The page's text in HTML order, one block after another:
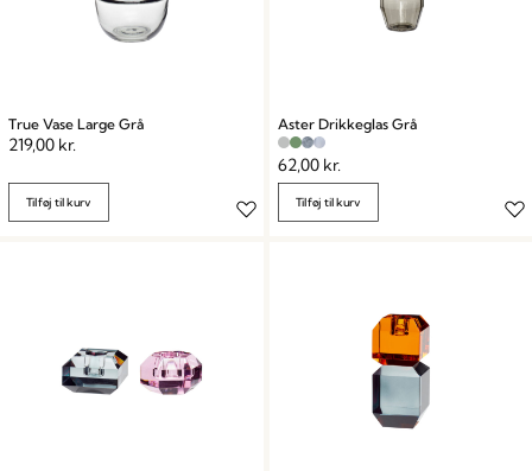
True Vase Large Grå
219,00 kr.
Tilføj til kurv
Aster Drikkeglas Grå
62,00 kr.
Tilføj til kurv